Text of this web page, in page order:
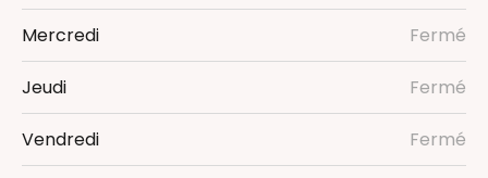
Mercredi Fermé
Jeudi Fermé
Vendredi Fermé